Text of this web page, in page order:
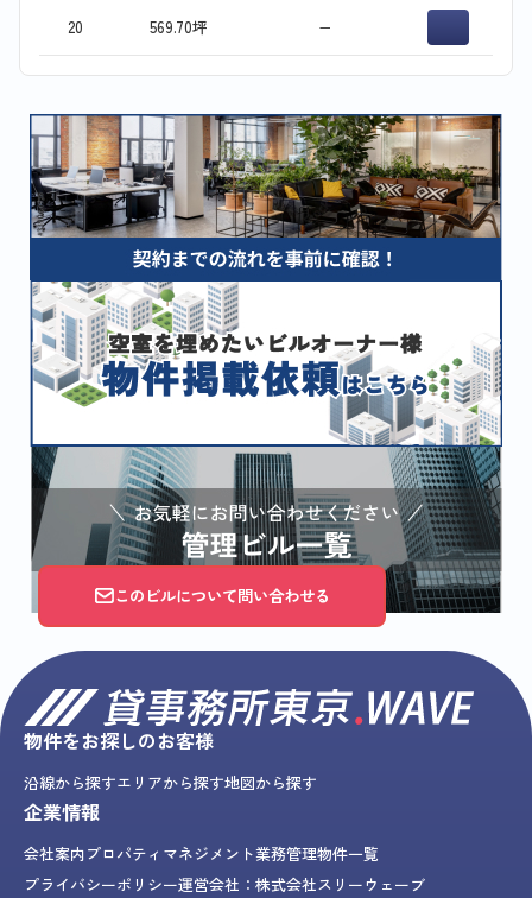
20 569.70坪 −
このビルについて問い合わせる
物件をお探しのお客様
沿線から探すエリアから探す地図から探す
企業情報
会社案内プロパティマネジメント業務管理物件一覧
プライバシーポリシー運営会社：株式会社スリーウェーブ